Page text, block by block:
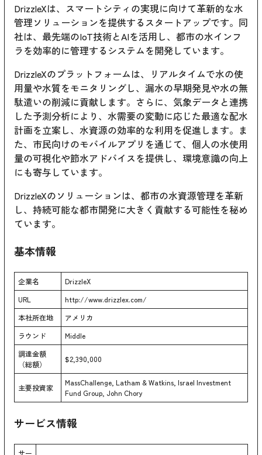
DrizzleXは、スマートシティの実現に向けて革新的な水
管理ソリューションを提供するスタートアップです。同
社は、最先端のIoT技術とAIを活用し、都市の水インフ
ラを効率的に管理するシステムを開発しています。
DrizzleXのプラットフォームは、リアルタイムで水の使
用量や水質をモニタリングし、漏水の早期発見や水の無
駄遣いの削減に貢献します。さらに、気象データと連携
した予測分析により、水需要の変動に応じた最適な配水
計画を立案し、水資源の効率的な利用を促進します。ま
た、市民向けのモバイルアプリを通じて、個人の水使用
量の可視化や節水アドバイスを提供し、環境意識の向上
にも寄与しています。
DrizzleXのソリューションは、都市の水資源管理を革新
し、持続可能な都市開発に大きく貢献する可能性を秘め
ています。
基本情報
企業名
DrizzleX
URL
http://www.drizzlex.com/
本社所在地
アメリカ
ラウンド
Middle
調達金額
（総額）
$2,390,000
主要投資家
MassChallenge, Latham & Watkins, Israel Investment
Fund Group, John Chory
サービス情報
サー